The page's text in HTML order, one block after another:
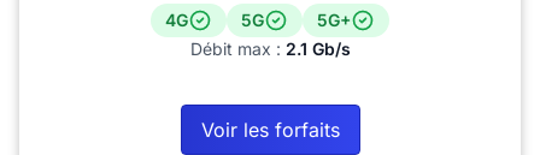
4G 5G
5G+
Débit max : 2.1 Gb/s
Voir les forfaits